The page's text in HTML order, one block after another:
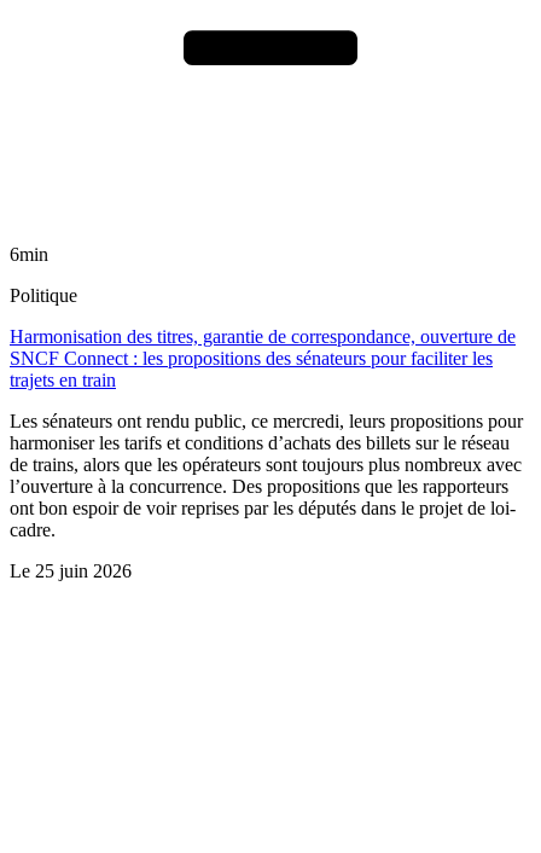
6min
Politique
Harmonisation des titres, garantie de correspondance, ouverture de
SNCF Connect : les propositions des sénateurs pour faciliter les
trajets en train
Les sénateurs ont rendu public, ce mercredi, leurs propositions pour
harmoniser les tarifs et conditions d’achats des billets sur le réseau
de trains, alors que les opérateurs sont toujours plus nombreux avec
l’ouverture à la concurrence. Des propositions que les rapporteurs
ont bon espoir de voir reprises par les députés dans le projet de loi-
cadre.
Le 25 juin 2026